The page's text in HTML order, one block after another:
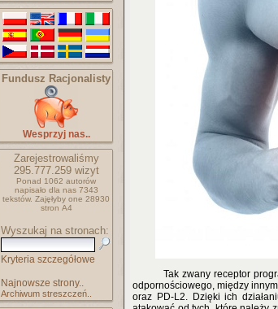
Fundusz Racjonalisty
Wesprzyj nas..
Zarejestrowaliśmy
295.777.259wizyt
Ponad 1062 autorów
napisało dla nas 7343
tekstów. Zajęłyby one 28930
stron A4
Wyszukaj na stronach:
Kryteria szczegółowe
Najnowsze strony..
Archiwum streszczeń..
Tak zwany receptor
odpornościowego, między
oraz PD-L2. Dzięki ich